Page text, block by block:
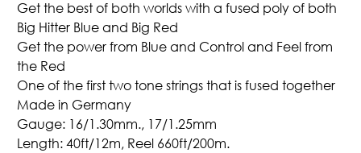
Get the best of both worlds with a fused poly of both
Big Hitter Blue and Big Red
Get the power from Blue and Control and Feel from
the Red
One of the first two tone strings that is fused together
Made in Germany
Gauge: 16/1.30mm., 17/1.25mm
Length: 40ft/12m, Reel 660ft/200m.